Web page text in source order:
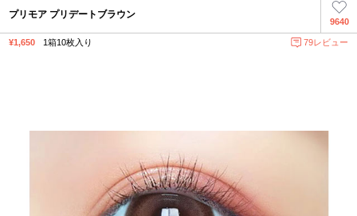
9640
プリモア プリデートブラウン
¥1,650 1箱10枚入り 79レビュー